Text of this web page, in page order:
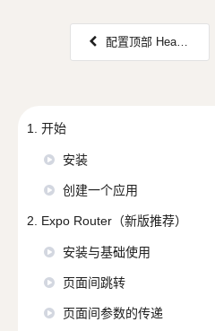
配置顶部 Header Bar
1. 开始
安装
创建一个应用
2. Expo Router（新版推荐）
安装与基础使用
页面间跳转
页面间参数的传递